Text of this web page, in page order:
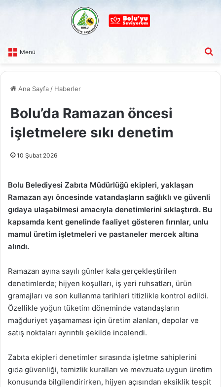
Menü
Ana Sayfa / Haberler
Bolu’da Ramazan öncesi
işletmelere sıkı denetim
10 Şubat 2026
Bolu Belediyesi Zabıta Müdürlüğü ekipleri, yaklaşan
Ramazan ayı öncesinde vatandaşların sağlıklı ve güvenli
gıdaya ulaşabilmesi amacıyla denetimlerini sıklaştırdı. Bu
kapsamda kent genelinde faaliyet gösteren fırınlar, unlu
mamul üretim işletmeleri ve pastaneler mercek altına
alındı.
Ramazan ayına sayılı günler kala gerçekleştirilen
denetimlerde; hijyen koşulları, iş yeri ruhsatları, ürün
gramajları ve son kullanma tarihleri titizlikle kontrol edildi.
Özellikle yoğun tüketim döneminde vatandaşların
mağduriyet yaşamaması için üretim alanları, depolar ve
satış noktaları ayrıntılı şekilde incelendi.
Zabıta ekipleri denetimler sırasında işletme sahiplerini
gıda güvenliği, temizlik kuralları ve mevzuata uygun üretim
konusunda bilgilendirirken, hijyen açısından eksiklik tespit